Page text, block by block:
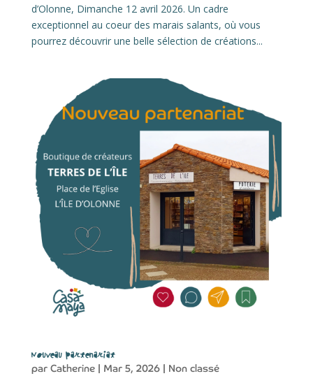
d’Olonne, Dimanche 12 avril 2026. Un cadre
exceptionnel au coeur des marais salants, où vous
pourrez découvrir une belle sélection de créations...
Nouveau partenariat
par Catherine| Mar 5, 2026| Non classé